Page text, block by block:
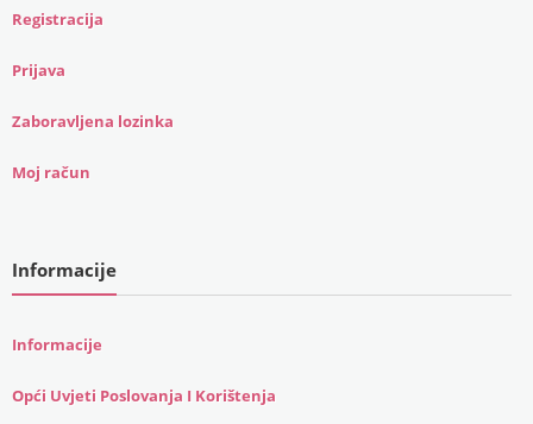
Registracija
Prijava
Zaboravljena lozinka
Moj račun
Informacije
Informacije
Opći Uvjeti Poslovanja I Korištenja